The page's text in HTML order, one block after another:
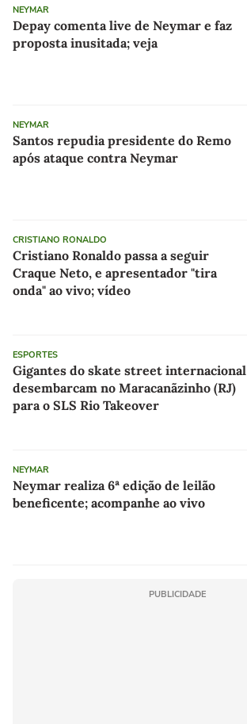
NEYMAR
Depay comenta live de Neymar e faz
proposta inusitada; veja
NEYMAR
Santos repudia presidente do Remo
após ataque contra Neymar
CRISTIANO RONALDO
Cristiano Ronaldo passa a seguir
Craque Neto, e apresentador "tira
onda" ao vivo; vídeo
ESPORTES
Gigantes do skate street internacional
desembarcam no Maracanãzinho (RJ)
para o SLS Rio Takeover
NEYMAR
Neymar realiza 6ª edição de leilão
beneficente; acompanhe ao vivo
PUBLICIDADE